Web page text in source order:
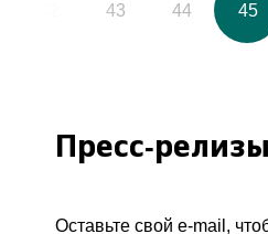
43 44 45
Пресс-релизы
Оставьте свой e-mail,